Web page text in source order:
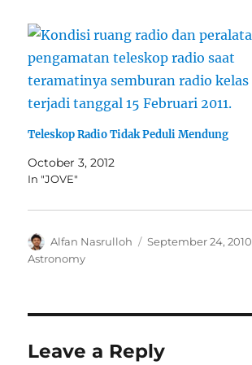
Teleskop Radio Tidak Peduli Mendung
October 3, 2012
In "JOVE"
Author
Alfan Nasrulloh
Posted
September 24, 2010
Astronomy
Leave a Reply